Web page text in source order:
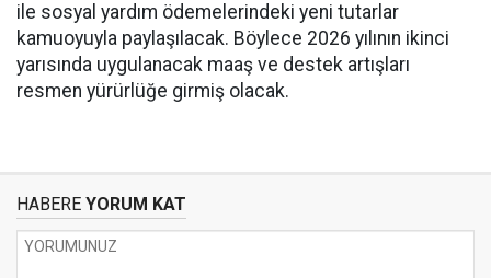
ile sosyal yardım ödemelerindeki yeni tutarlar
kamuoyuyla paylaşılacak. Böylece 2026 yılının ikinci
yarısında uygulanacak maaş ve destek artışları
resmen yürürlüğe girmiş olacak.
HABERE YORUM KAT